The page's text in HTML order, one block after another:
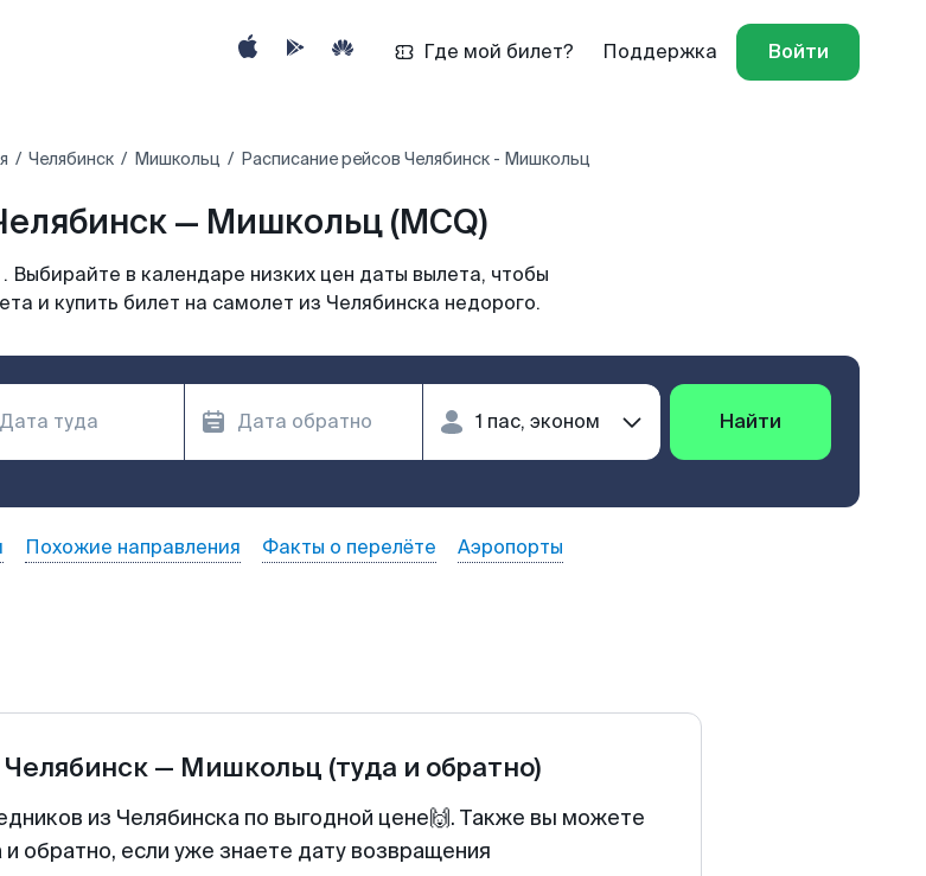
Где мой билет? Поддержка Войти
Челябинск Мишкольц Расписание рейсов Челябинск - Мишкольц
— Мишкольц (MCQ)
в календаре низких цен даты вылета, чтобы
и купить билет на самолет из Челябинска недорого.
Найти
Похожие направления Факты о перелёте Аэропорты
Челябинск — Мишкольц (туда и обратно)
из Челябинска по выгодной цене🙌. Также вы можете
обратно, если уже знаете дату возвращения